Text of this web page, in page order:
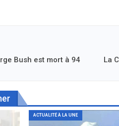
Bush est mort à 94
La
ACTUALITÉ À LA UNE